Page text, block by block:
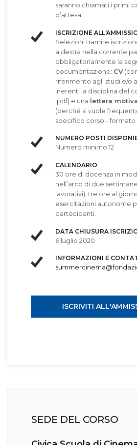
saranno chiamati i primi
d’attesa.
ISCRIZIONE
Selezioni tramite
a destra nella corrente
obbligatoriamente la
documentazione: CV
riferimento agli studi e/o
inerenti la disciplina del
.pdf) e una lettera
(perché si vuole
specifico corso - formato
NUMERO POSTI
Numero minimo 12
CALENDARIO
30 ore di docenza in
nell’arco di due
lavorativi), tre ore al
esercitazioni autonome
partecipanti.
DATA CHIUSURA
6 luglio 2020
INFORMAZIONI E
ISCRIVITI
SEDE DEL CORSO